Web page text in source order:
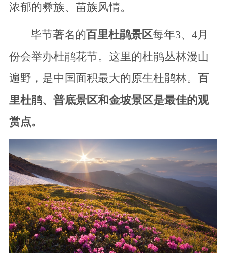
浓郁的彝族、苗族风情。
毕节著名的百里杜鹃景区每年3、4月
份会举办杜鹃花节。这里的杜鹃丛林漫山
遍野，是中国面积最大的原生杜鹃林。 百
里杜鹃、普底景区和金坡景区是最佳的观
赏点。